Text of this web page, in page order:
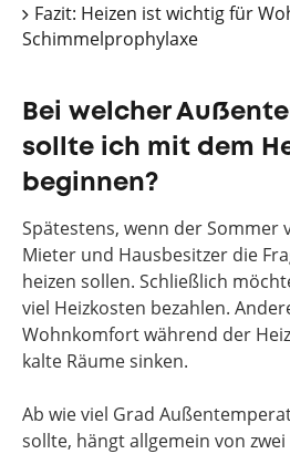
Fazit: Heizen ist wichtig für
Schimmelprophylaxe
Bei welcher
sollte ich mit dem
beginnen?
Spätestens, wenn der Sommer
Mieter und Hausbesitzer die
heizen sollen. Schließlich
viel Heizkosten bezahlen.
Wohnkomfort während der
kalte Räume sinken.
Ab wie viel Grad
sollte, hängt allgemein von